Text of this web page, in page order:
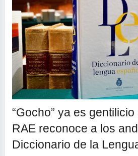
“Gocho” ya es
RAE reconoce a los
Diccionario de la